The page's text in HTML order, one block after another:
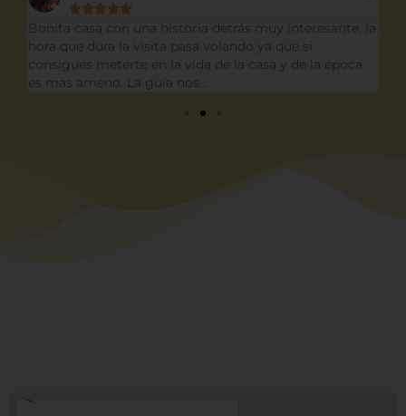

Bonita casa con una historia detrás muy interesante, la
hora que dura la visita pasa volando ya que si
consigues meterte en la vida de la casa y de la época
es más ameno. La guía nos...